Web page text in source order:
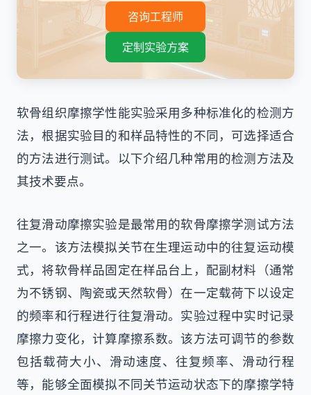
咨询工程师
定制实验方案
软骨组织摩擦学性能实验采用多种标准化的检测方
法，根据实验目的和样品特性的不同，可选择适合
的方法进行测试。以下介绍几种常用的检测方法及
其技术要点。
往复滑动摩擦实验是最常用的软骨摩擦学测试方法
之一。该方法模拟关节在生理运动中的往复运动模
式，将软骨样品固定在样品台上，配副材料（通常
为不锈钢、陶瓷或天然软骨）在一定载荷下以设定
的频率和行程进行往复滑动。实验过程中实时记录
摩擦力变化，计算摩擦系数。该方法可调节的参数
包括载荷大小、滑动速度、往复频率、滑动行程
等，能够全面模拟不同关节运动状态下的摩擦学特